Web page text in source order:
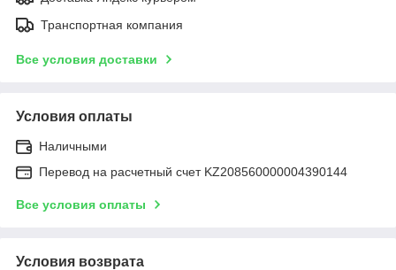
Транспортная компания
Все условия доставки
Условия оплаты
Наличными
Перевод на расчетный счет KZ208560000004390144
Все условия оплаты
Условия возврата